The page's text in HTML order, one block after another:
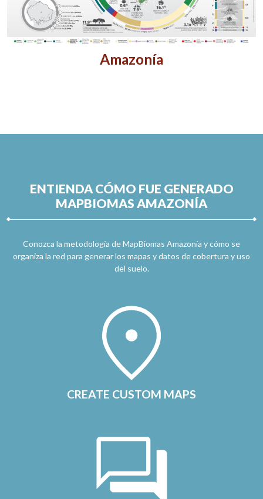
Amazonía
ENTIENDA CÓMO FUE GENERADO
MAPBIOMAS AMAZONÍA
Conozca la metodología de MapBiomas Amazonía y cómo se
organiza la red para generar los mapas y datos de cobertura y uso
del suelo.
CREATE CUSTOM MAPS